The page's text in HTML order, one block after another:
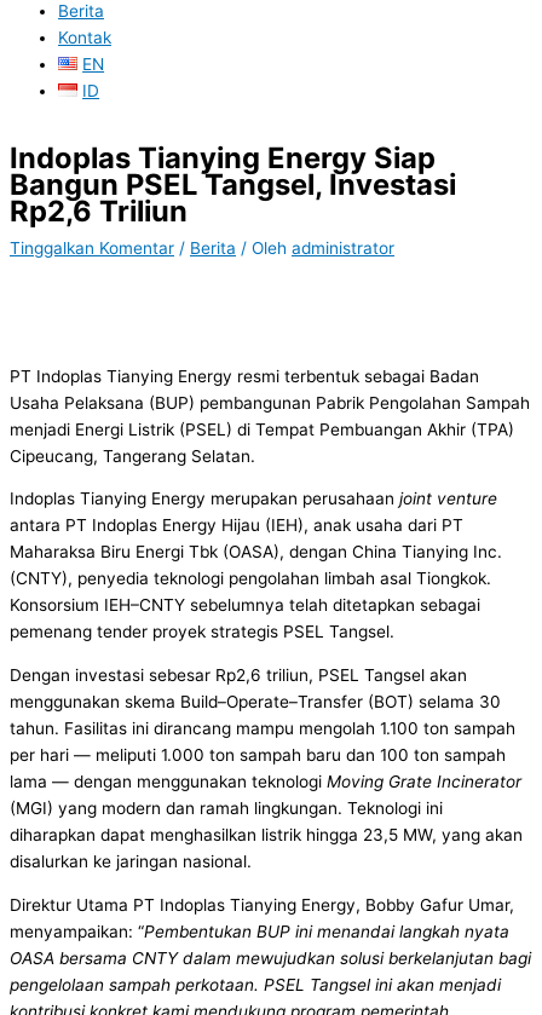
Berita
Kontak
EN
ID
Indoplas Tianying Energy Siap
Bangun PSEL Tangsel, Investasi
Rp2,6 Triliun
Tinggalkan Komentar / Berita / Oleh administrator
PT Indoplas Tianying Energy resmi terbentuk sebagai Badan
Usaha Pelaksana (BUP) pembangunan Pabrik Pengolahan Sampah
menjadi Energi Listrik (PSEL) di Tempat Pembuangan Akhir (TPA)
Cipeucang, Tangerang Selatan.
Indoplas Tianying Energy merupakan perusahaan joint venture
antara PT Indoplas Energy Hijau (IEH), anak usaha dari PT
Maharaksa Biru Energi Tbk (OASA), dengan China Tianying Inc.
(CNTY), penyedia teknologi pengolahan limbah asal Tiongkok.
Konsorsium IEH–CNTY sebelumnya telah ditetapkan sebagai
pemenang tender proyek strategis PSEL Tangsel.
Dengan investasi sebesar Rp2,6 triliun, PSEL Tangsel akan
menggunakan skema Build–Operate–Transfer (BOT) selama 30
tahun. Fasilitas ini dirancang mampu mengolah 1.100 ton sampah
per hari — meliputi 1.000 ton sampah baru dan 100 ton sampah
lama — dengan menggunakan teknologi Moving Grate Incinerator
(MGI) yang modern dan ramah lingkungan. Teknologi ini
diharapkan dapat menghasilkan listrik hingga 23,5 MW, yang akan
disalurkan ke jaringan nasional.
Direktur Utama PT Indoplas Tianying Energy, Bobby Gafur Umar,
menyampaikan: “Pembentukan BUP ini menandai langkah nyata
OASA bersama CNTY dalam mewujudkan solusi berkelanjutan bagi
pengelolaan sampah perkotaan. PSEL Tangsel ini akan menjadi
kontribusi konkret kami mendukung program pemerintah